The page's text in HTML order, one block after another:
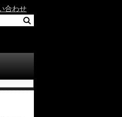
合わせ